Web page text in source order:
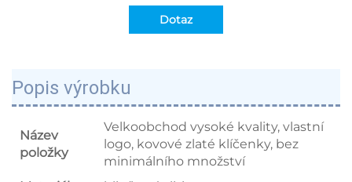
Dotaz
Popis výrobku
Název
položky
Velkoobchod vysoké kvality, vlastní
logo, kovové zlaté klíčenky, bez
minimálního množství